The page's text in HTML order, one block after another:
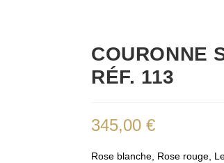
COURONNE
RÉF. 113
345,00 €
Rose blanche, Rose rouge,